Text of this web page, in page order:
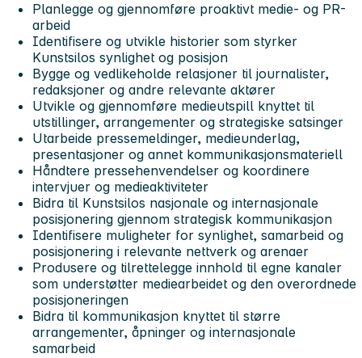
Planlegge og gjennomføre proaktivt medie- og PR-
arbeid
Identifisere og utvikle historier som styrker
Kunstsilos synlighet og posisjon
Bygge og vedlikeholde relasjoner til journalister,
redaksjoner og andre relevante aktører
Utvikle og gjennomføre medieutspill knyttet til
utstillinger, arrangementer og strategiske satsinger
Utarbeide pressemeldinger, medieunderlag,
presentasjoner og annet kommunikasjonsmateriell
Håndtere pressehenvendelser og koordinere
intervjuer og medieaktiviteter
Bidra til Kunstsilos nasjonale og internasjonale
posisjonering gjennom strategisk kommunikasjon
Identifisere muligheter for synlighet, samarbeid og
posisjonering i relevante nettverk og arenaer
Produsere og tilrettelegge innhold til egne kanaler
som understøtter mediearbeidet og den overordnede
posisjoneringen
Bidra til kommunikasjon knyttet til større
arrangementer, åpninger og internasjonale
samarbeid